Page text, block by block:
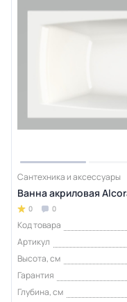
Сантехника и аксессуары
Ванна акриловая
0 0
Код товара
Артикул
Высота, см
Гарантия
Глубина, см